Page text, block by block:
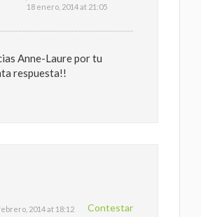
18 enero, 2014 at 21:05
Anne-Laure por tu
respuesta!!
Contestar
2014 at 18:12